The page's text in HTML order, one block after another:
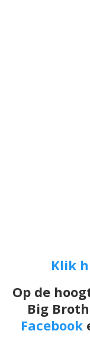
Klik
Op de
Big
Facebook